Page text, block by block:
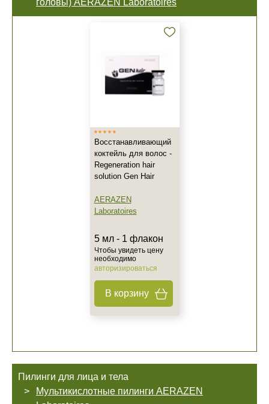
головы) AERAZEN Laboratoires
Восстанавливающий
коктейль для волос -
Regeneration hair
solution Gen Hair
AERAZEN
Laboratoires
5 мл - 1 флакон
Чтобы увидеть цену
необходимо
авторизироваться
В корзину
Пилинги для лица и тела
Мультикислотные пилинги AERAZEN
+7 (495) 640-58-89